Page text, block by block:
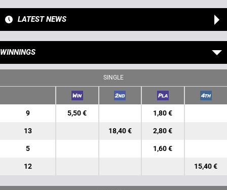
LATEST NEWS
WINNINGS
SINGLE
9 5,50 € 1,80 €
13 18,40 € 2,80 €
5 1,60 €
12 15,40 €